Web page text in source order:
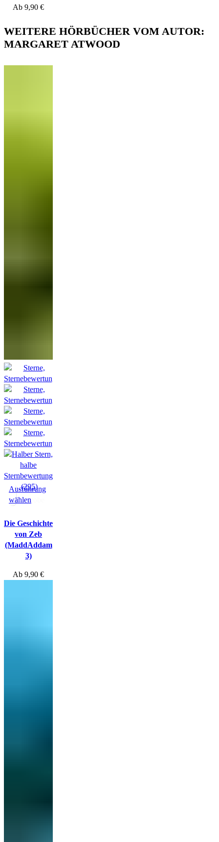
Ab 9,90 €
WEITERE HÖRBÜCHER VOM AUTOR:
MARGARET ATWOOD
(295)
Hörprobe
Ausführung
wählen
Die Geschichte
von Zeb
(MaddAddam
3)
Ab 9,90 €